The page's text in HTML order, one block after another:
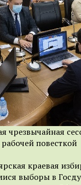
чрезвычайная
повесткой
краевая
выборы в